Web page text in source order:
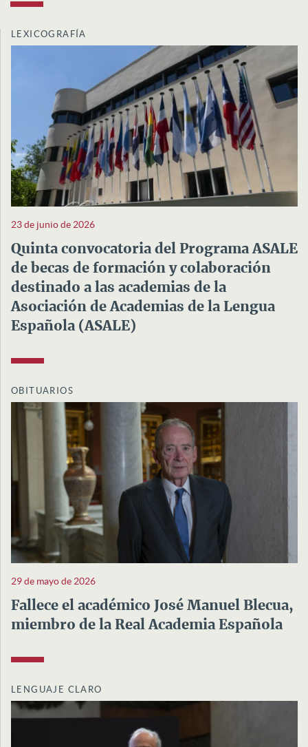
LEXICOGRAFÍA
23 de junio de 2026
Quinta convocatoria del Programa ASALE
de becas de formación y colaboración
destinado a las academias de la
Asociación de Academias de la Lengua
Española (ASALE)
OBITUARIOS
29 de mayo de 2026
Fallece el académico José Manuel Blecua,
miembro de la Real Academia Española
LENGUAJE CLARO